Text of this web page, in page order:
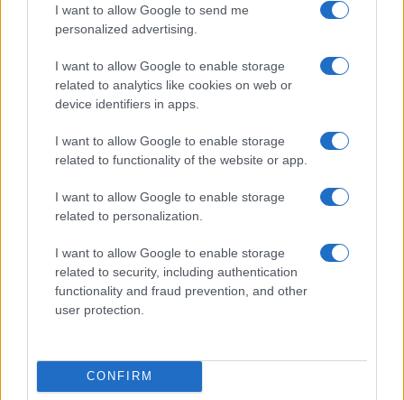
I want to allow Google to send me
personalized advertising.
I want to allow Google to enable storage
related to analytics like cookies on web or
device identifiers in apps.
I want to allow Google to enable storage
related to functionality of the website or app.
I want to allow Google to enable storage
related to personalization.
I want to allow Google to enable storage
related to security, including authentication
functionality and fraud prevention, and other
user protection.
CONFIRM
La Nanni ha inviato oggi al Ministro della
Giustizia,Carlo Nordio, e al Presidente della
, una “relazione” in
cui spiega dettagliatamente l’attività istruttoria
svolta dopo la richiesta del
approfondire quanto rivelato dal quotidiano
diretto da Travaglio sulle presunte irregolarità
ha deciso di non realizzare una “rogatoria
internazionale” perché il trattato di cooperazione
giudiziaria fra Italia e Uruguay è finalizzato
“all’acquisizione di prove o elementi di prova” solo
in caso di “procedimento penale”. Qui invece
parliamo di una istruttoria che non riguarda alcun
anche “atti e documenti” acquisiti, in modo che
via Arenula possa – in questo caso – analizzare